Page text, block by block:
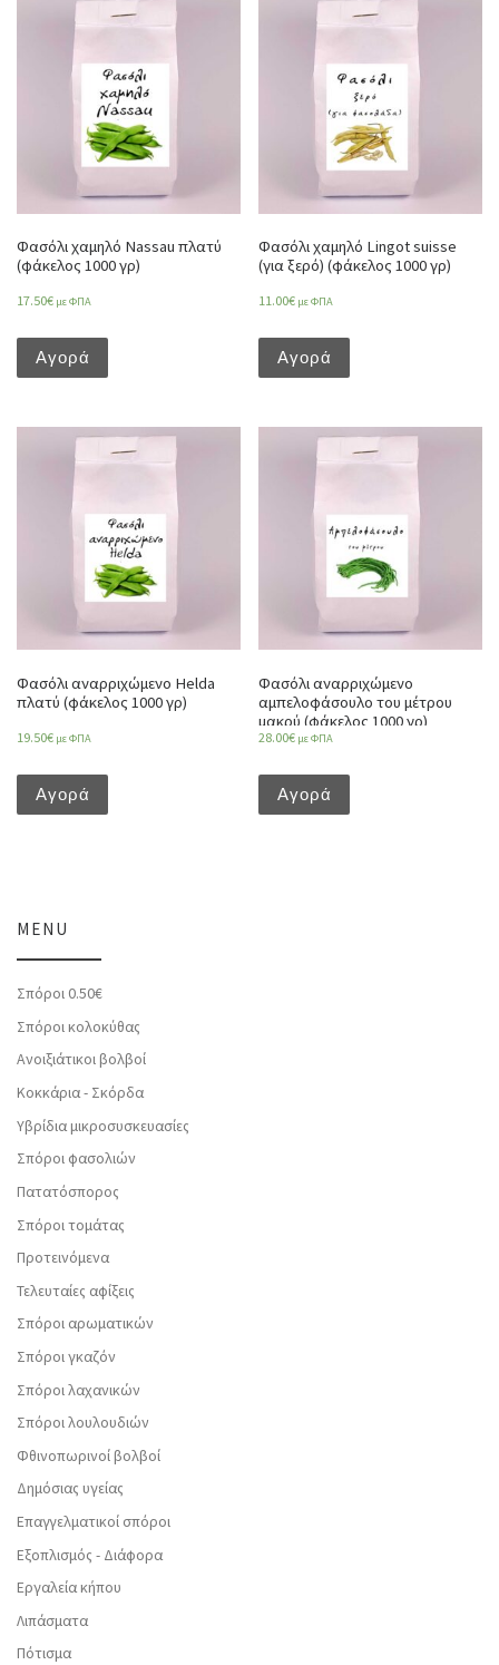
Φασόλι χαμηλό Nassau πλατύ
(φάκελος 1000 γρ)
17.50€ με ΦΠΑ
Αγορά
Φασόλι χαμηλό Lingot suisse
(για ξερό) (φάκελος 1000 γρ)
11.00€ με ΦΠΑ
Αγορά
Φασόλι αναρριχώμενο Helda
πλατύ (φάκελος 1000 γρ)
19.50€ με ΦΠΑ
Αγορά
Φασόλι αναρριχώμενο
αμπελοφάσουλο του μέτρου
μακρύ (φάκελος 1000 γρ)
28.00€ με ΦΠΑ
Αγορά
MENU
Σπόροι 0.50€
Σπόροι κολοκύθας
Ανοιξιάτικοι βολβοί
Κοκκάρια - Σκόρδα
Υβρίδια μικροσυσκευασίες
Σπόροι φασολιών
Πατατόσπορος
Σπόροι τομάτας
Προτεινόμενα
Τελευταίες αφίξεις
Σπόροι αρωματικών
Σπόροι γκαζόν
Σπόροι λαχανικών
Σπόροι λουλουδιών
Φθινοπωρινοί βολβοί
Δημόσιας υγείας
Επαγγελματικοί σπόροι
Εξοπλισμός - Διάφορα
Εργαλεία κήπου
Λιπάσματα
Πότισμα